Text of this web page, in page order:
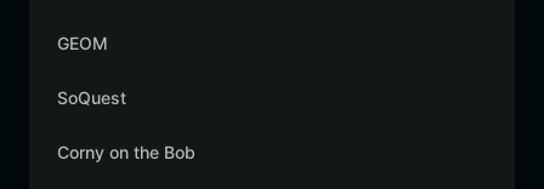
GEOM
SoQuest
Corny on the Bob